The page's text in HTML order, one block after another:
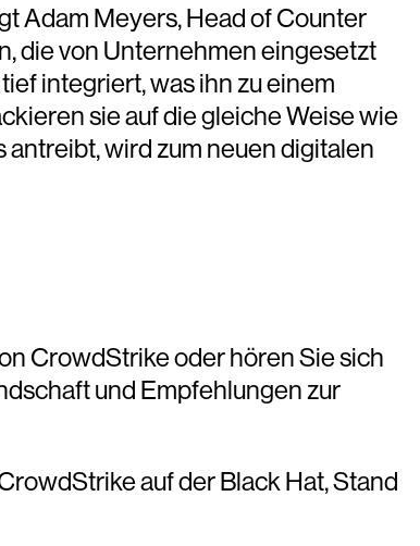
Adam Meyers, Head of Counter
die von Unternehmen eingesetzt
integriert, was ihn zu einem
sie auf die gleiche Weise wie
wird zum neuen digitalen
CrowdStrike oder hören Sie sich
und Empfehlungen zur
auf der Black Hat, Stand